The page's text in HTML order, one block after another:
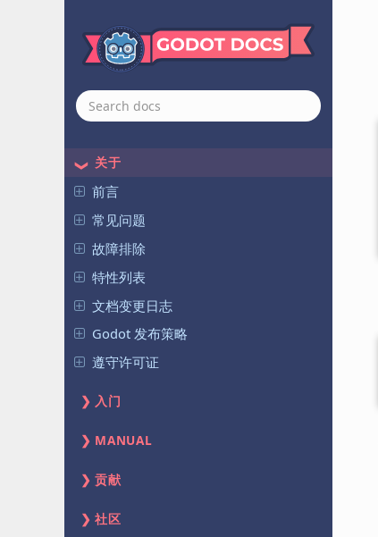
关于
前言
常见问题
故障排除
特性列表
文档变更日志
Godot 发布策略
遵守许可证
入门
MANUAL
贡献
社区